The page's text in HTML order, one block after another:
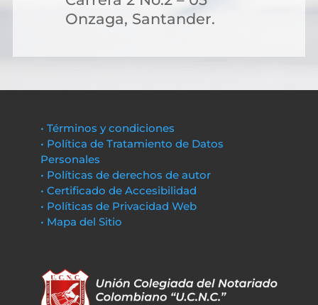
Onzaga, Santander.
• Términos y condiciones
• Política de Tratamiento de Datos
Personales
• Políticas de derechos de autor
• Certificado de Accesibilidad
• Políticas de Privacidad Web
• Mapa del Sitio